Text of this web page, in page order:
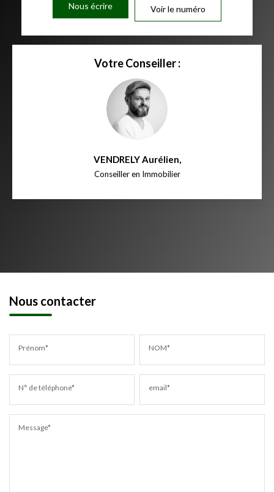
Nous écrire Voir le numéro
Votre Conseiller :
VENDRELY Aurélien,
Conseiller en Immobilier
Nous contacter
Prénom* NOM*
N° de téléphone* email*
Message*